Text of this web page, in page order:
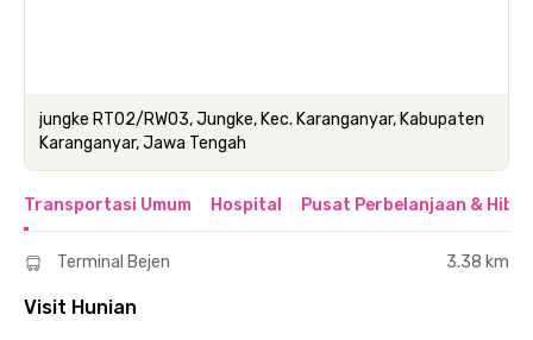
jungke RT02/RW03, Jungke, Kec. Karanganyar, Kabupaten
Karanganyar, Jawa Tengah
Transportasi Umum Hospital Pusat Perbelanjaan &
Terminal Bejen 3.38 km
Visit Hunian